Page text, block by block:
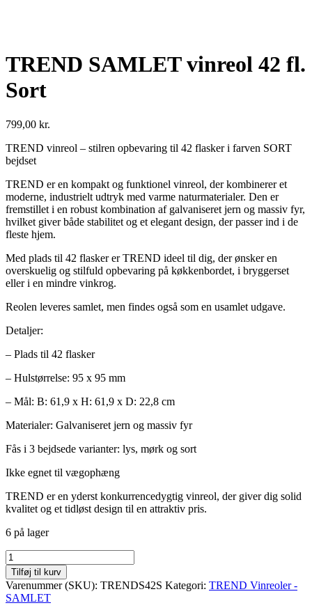
TREND SAMLET vinreol 42 fl.
Sort
799,00 kr.
TREND vinreol – stilren opbevaring til 42 flasker i farven SORT
bejdset
TREND er en kompakt og funktionel vinreol, der kombinerer et
moderne, industrielt udtryk med varme naturmaterialer. Den er
fremstillet i en robust kombination af galvaniseret jern og massiv fyr,
hvilket giver både stabilitet og et elegant design, der passer ind i de
fleste hjem.
Med plads til 42 flasker er TREND ideel til dig, der ønsker en
overskuelig og stilfuld opbevaring på køkkenbordet, i bryggerset
eller i en mindre vinkrog.
Reolen leveres samlet, men findes også som en usamlet udgave.
Detaljer:
– Plads til 42 flasker
– Hulstørrelse: 95 x 95 mm
– Mål: B: 61,9 x H: 61,9 x D: 22,8 cm
Materialer: Galvaniseret jern og massiv fyr
Fås i 3 bejdsede varianter: lys, mørk og sort
Ikke egnet til vægophæng
TREND er en yderst konkurrencedygtig vinreol, der giver dig solid
kvalitet og et tidløst design til en attraktiv pris.
6 på lager
TREND
SAMLET
vinreol
42
fl.
Tilføj til kurv
Varenummer (SKU): TRENDS42S Kategori: TREND Vinreoler -
SAMLET